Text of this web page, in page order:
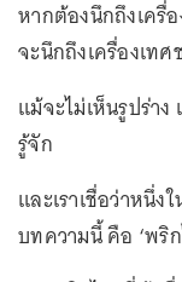
หากต้องนึกถึงเครื่
จะนึกถึงเครื่องเท
แม้จะไม่เห็นรูปร่า
รู้จัก
และเราเชื่อว่าหนึ่
บทความนี้ คือ ‘พริ